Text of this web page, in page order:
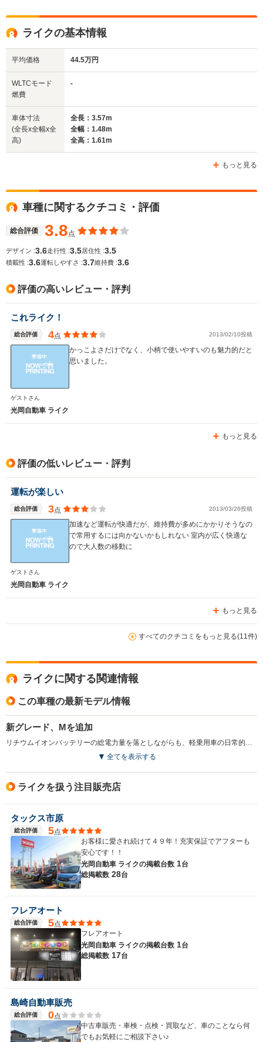
サイズ
(全長x全幅x全高)
WLTCモード
燃費
全高
1.46m～1.47m
ライクの基本情報
平均価格 44.5万円
WLTCモード
燃費
-
車体寸法
(全長x全幅x全
高)
全長：3.57m
全幅：1.48m
全高：1.61m
もっと見る
車種に関するクチコミ・評価
総合評価 3.8点
デザイン :3.6走行性 :3.5居住性 :3.5
積載性 :3.6運転しやすさ :3.7維持費 :3.6
評価の高いレビュー・評判
これライク！
総合評価 4点 2013/02/10投稿
かっこよさだけでなく、小柄で使いやすいのも魅力的だと
思いました。
ゲストさん
光岡自動車 ライク
もっと見る
評価の低いレビュー・評判
運転が楽しい
総合評価 3点 2013/03/26投稿
加速など運転が快適だが、維持費が多めにかかりそうなの
で常用するには向かないかもしれない 室内が広く快適な
ので大人数の移動に
ゲストさん
光岡自動車 ライク
もっと見る
すべてのクチコミをもっと見る(11件)
ライクに関する関連情報
この車種の最新モデル情報
新グレード、Mを追加
リチウムイオンバッテリーの総電力量を落としながらも、軽乗用車の日常的な使用としては充分な航続距離である120km(JC08モード)を実現したエントリーグレードのMが設定された。上級グレードであるGは、バッテリー容量はそのままで、航続距離が180kmに延長された。(2011.8)
全てを表示する
ライクを扱う注目販売店
タックス市原
総合評価 5点
お客様に愛され続けて４９年！充実保証でアフターも
安心です！！
光岡自動車 ライクの掲載台数 1台
総掲載数 28台
フレアオート
総合評価 5点
フレアオート
光岡自動車 ライクの掲載台数 1台
総掲載数 17台
島崎自動車販売
総合評価 0点
中古車販売・車検・点検・買取など、車のことなら何
でもお気軽にご相談下さい♪